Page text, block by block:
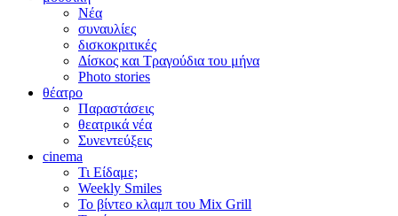
Νέα
συναυλίες
δισκοκριτικές
Δίσκος και Τραγούδια του μήνα
Photo stories
θέατρο
Παραστάσεις
θεατρικά νέα
Συνεντεύξεις
cinema
Τι Είδαμε;
Weekly Smiles
Το βίντεο κλαμπ του Mix Grill